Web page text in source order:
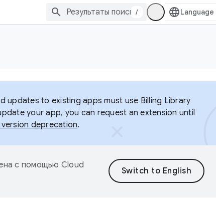
/
updates to existing apps must use Billing Library
your app, you can request an extension until
version deprecation.
с помощью Cloud